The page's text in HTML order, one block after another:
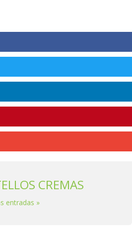
CREMAS
entradas »